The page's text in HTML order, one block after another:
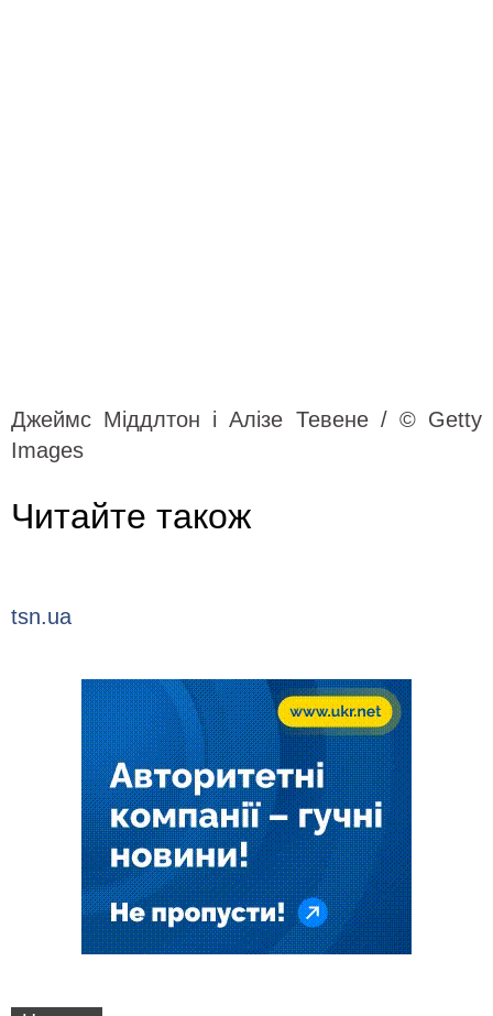
Джеймс Міддлтон і Алізе Тевене / © Getty
Images
Читайте також
tsn.ua